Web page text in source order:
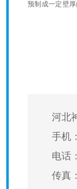
预制成一定壁
河北
手机
电话
传真